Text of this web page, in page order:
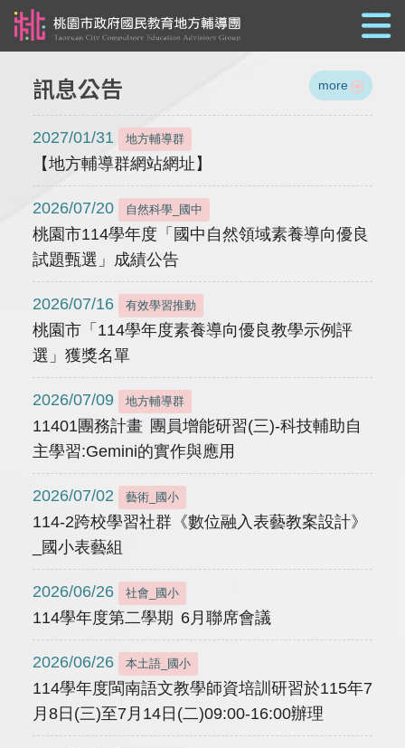
訊息公告 more
2027/01/31 地方輔導群
【地方輔導群網站網址】
2026/07/20 自然科學_國中
桃園市114學年度「國中自然領域素養導向優良
試題甄選」成績公告
2026/07/16 有效學習推動
桃園市「114學年度素養導向優良教學示例評
選」獲獎名單
2026/07/09 地方輔導群
11401團務計畫 團員增能研習(三)-科技輔助自
主學習:Gemini的實作與應用
2026/07/02 藝術_國小
114-2跨校學習社群《數位融入表藝教案設計》
_國小表藝組
2026/06/26 社會_國小
114學年度第二學期 6月聯席會議
2026/06/26 本土語_國小
114學年度閩南語文教學師資培訓研習於115年7
月8日(三)至7月14日(二)09:00-16:00辦理